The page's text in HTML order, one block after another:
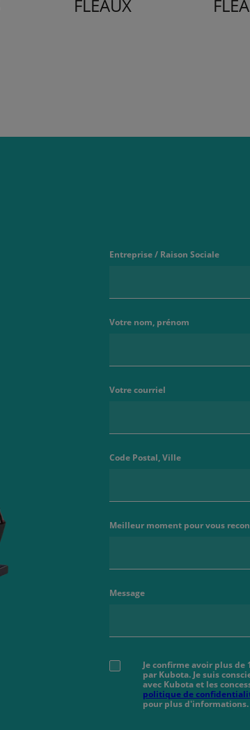
FLÉAUX
Entreprise / Raison Sociale
Votre nom, prénom
Votre courriel
Code Postal, Ville
Meilleur moment pour vous
Message
Je confirme avoir plus
par Kubota. Je suis
avec Kubota et les
politique de
pour plus d'informations.